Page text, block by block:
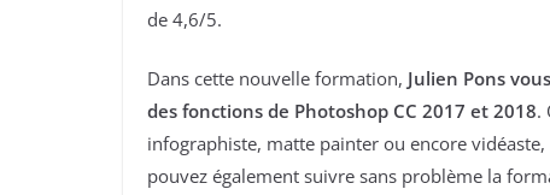
de 4,6/5.
Dans cette nouvelle formation, Julien Pons
des fonctions de Photoshop CC 2017 et 2018.
infographiste, matte painter ou encore
pouvez également suivre sans problème la